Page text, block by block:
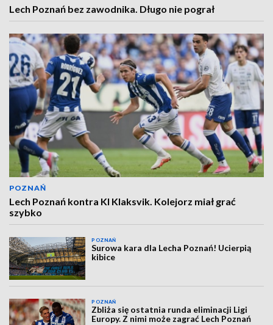
Lech Poznań bez zawodnika. Długo nie pograł
POZNAŃ
Lech Poznań kontra KI Klaksvik. Kolejorz miał grać
szybko
POZNAŃ
Surowa kara dla Lecha Poznań! Ucierpią
kibice
POZNAŃ
Zbliża się ostatnia runda eliminacji Ligi
Europy. Z nimi może zagrać Lech Poznań